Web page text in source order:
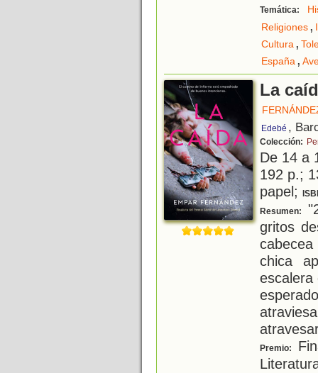
Temática:
Religiones,
Cultura,
España,
La
Edebé ,
Colección:
De 14 a
192 p.;
papel;
Resumen:
gritos
chica
escalera
Premio: